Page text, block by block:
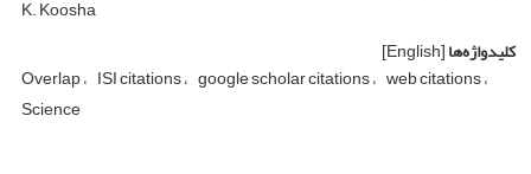
K. Koosha
کلیدواژه‌ها[English]
Overlap ISI citations google scholar citations web citations
Science